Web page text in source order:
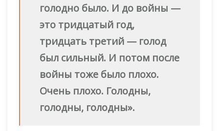
голодно было. И до войны —
это тридцатый год,
тридцать третий — голод
был сильный. И потом после
войны тоже было плохо.
Очень плохо. Голодны,
голодны, голодны».